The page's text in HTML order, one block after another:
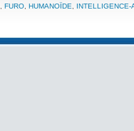
FURO HUMANOÏDE
INTELLIGENCE-